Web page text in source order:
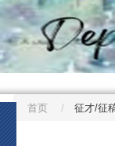
首页 征才/征
:::